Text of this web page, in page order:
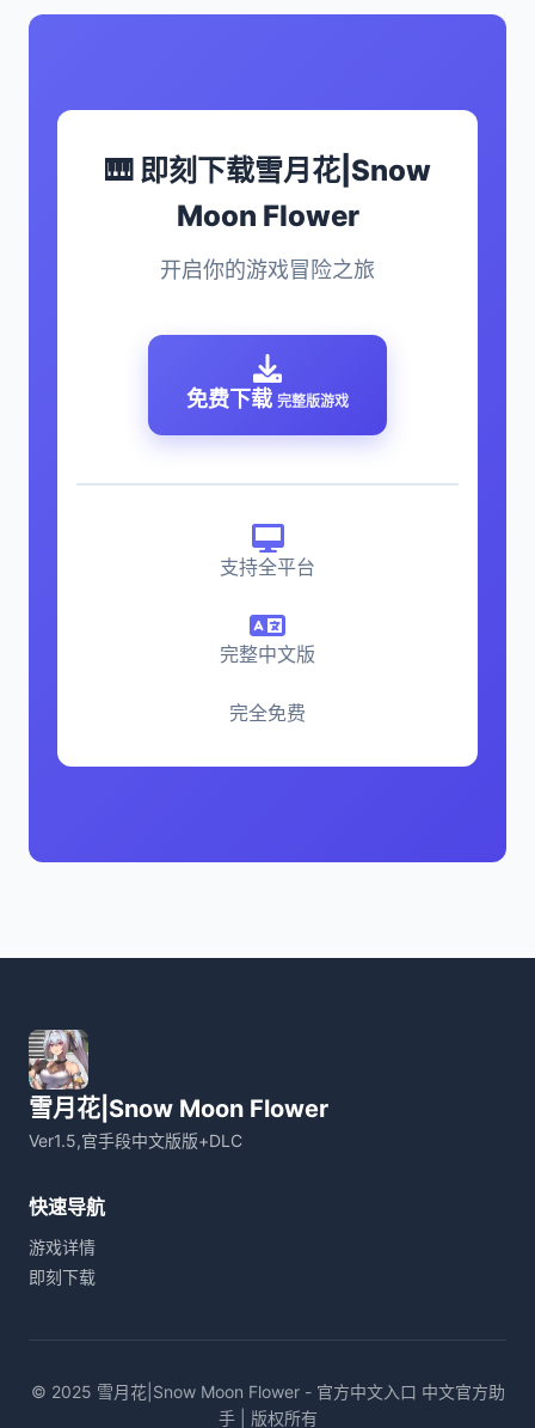
🎹 即刻下载雪月花|Snow
Moon Flower
开启你的游戏冒险之旅
免费下载 完整版游戏
支持全平台
完整中文版
完全免费
雪月花|Snow Moon Flower
Ver1.5,官手段中文版版+DLC
快速导航
游戏详情
即刻下载
© 2025 雪月花|Snow Moon Flower - 官方中文入口 中文官方助
手 | 版权所有